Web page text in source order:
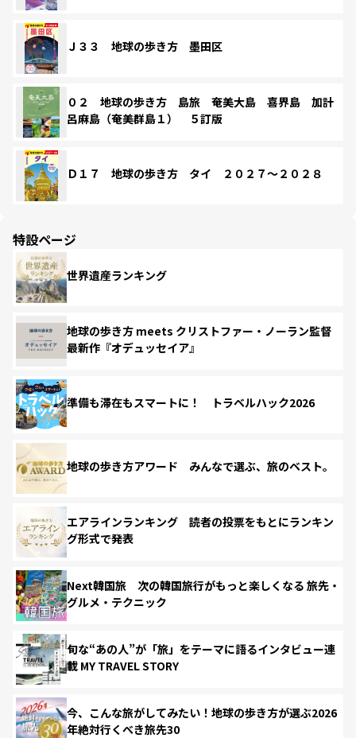
Ｊ３３ 地球の歩き方 墨田区
０２ 地球の歩き方 島旅 奄美大島 喜界島 加計
呂麻島（奄美群島１） ５訂版
Ｄ１７ 地球の歩き方 タイ ２０２７～２０２８
特設ページ
世界遺産ランキング
地球の歩き方 meets クリストファー・ノーラン監督
最新作『オデュッセイア』
準備も滞在もスマートに！ トラベルハック2026
地球の歩き方アワード みんなで選ぶ、旅のベスト。
エアラインランキング 読者の投票をもとにランキン
グ形式で発表
Next韓国旅 次の韓国旅行がもっと楽しくなる 旅先・
グルメ・テクニック
旬な“あの人”が「旅」をテーマに語るインタビュー連
載 MY TRAVEL STORY
今、こんな旅がしてみたい！地球の歩き方が選ぶ2026
年絶対行くべき旅先30